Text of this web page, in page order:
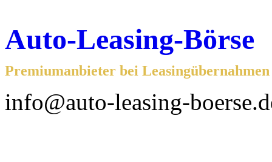
Auto-Leasing-Börse
Premiumanbieter bei
info@auto-leasing-